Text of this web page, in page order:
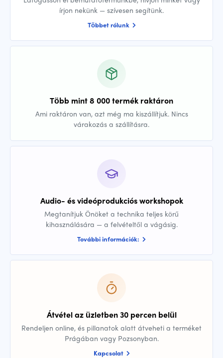
írjon nekünk — szívesen segítünk.
Többet rólunk
Több mint 8 000 termék raktáron
Ami raktáron van, azt még ma kiszállítjuk. Nincs
várakozás a szállításra.
Audio- és videóprodukciós workshopok
Megtanítjuk Önöket a technika teljes körű
kihasználására — a felvételtől a vágásig.
További információk:
Átvétel az üzletben 30 percen belül
Rendeljen online, és pillanatok alatt átveheti a terméket
Prágában vagy Pozsonyban.
Kapcsolat